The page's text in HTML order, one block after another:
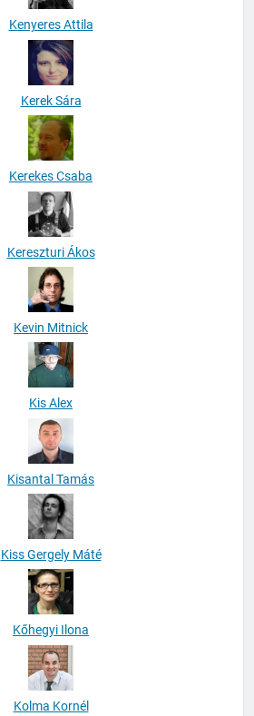
Kenyeres Attila
Kerek Sára
Kerekes Csaba
Kereszturi Ákos
Kevin Mitnick
Kis Alex
Kisantal Tamás
Kiss Gergely Máté
Kőhegyi Ilona
Kolma Kornél